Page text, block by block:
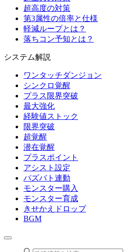
超高度の対策
第3属性の倍率と仕様
軽減ループとは？
落ちコン予知とは？
システム解説
ワンタッチダンジョン
シンクロ覚醒
プラス限界突破
最大強化
経験値ストック
限界突破
超覚醒
潜在覚醒
プラスポイント
アシスト設定
パズバト連動
モンスター購入
モンスター育成
きせかえドロップ
BGM